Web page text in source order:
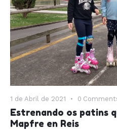
1 de Abril de 2021 0
Estrenando os patins
Mapfre en Reis